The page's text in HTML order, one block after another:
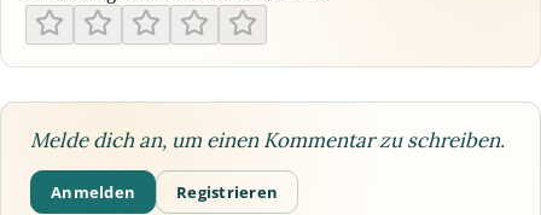
Melde dich an, um einen Kommentar zu schreiben.
Anmelden Registrieren